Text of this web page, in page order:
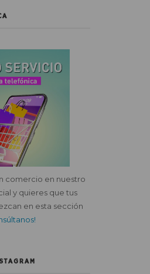
comercio en nuestro
y quieres que tus
en esta sección